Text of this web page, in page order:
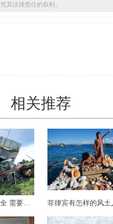
其法律责任的权利。
相关推荐
在菲律宾旅游安不安全 需要注意什么